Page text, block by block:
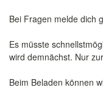
Bei Fragen melde dich
Es müsste
wird demnächst. Nur
Beim Beladen können